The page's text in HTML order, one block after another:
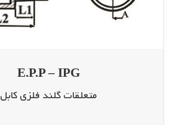
E.P.P – IPG
متعلقات گلند فلزی کابل